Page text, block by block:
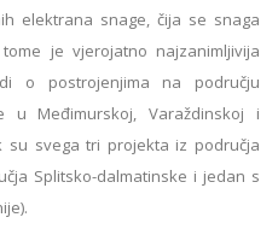
elektrana snage, čija se snaga
je vjerojatno najzanimljivija
o postrojenjima na području
u Međimurskoj, Varaždinskoj i
su svega tri projekta iz područja
Splitsko-dalmatinske i jedan s